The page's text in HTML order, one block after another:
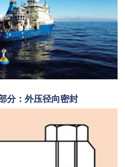
分：外压径向密封